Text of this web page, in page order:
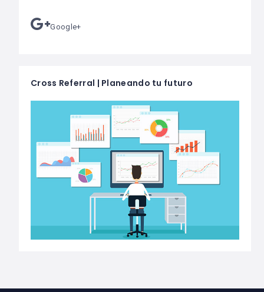
Google+
Cross Referral | Planeando tu futuro